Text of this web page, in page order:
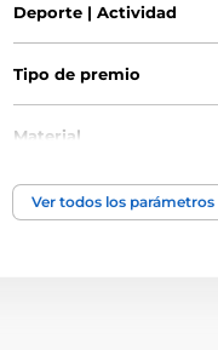
Deporte | Actividad
Tipo de premio
Material
Ver todos los parámetros